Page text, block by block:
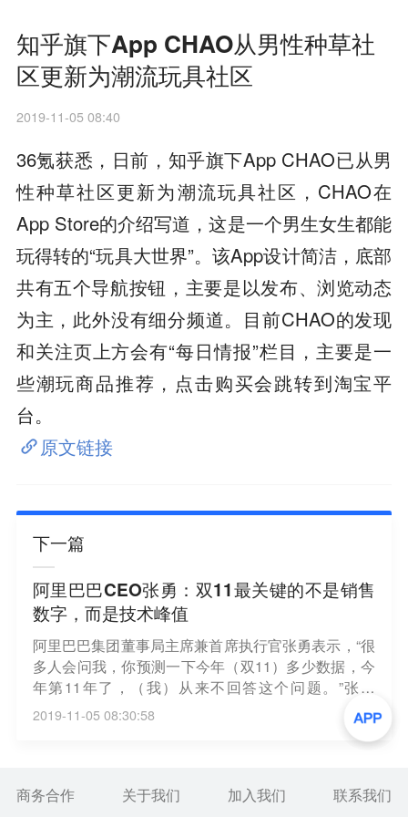
知乎旗下App CHAO从男性种草社
区更新为潮流玩具社区
2019-11-05 08:40
36氪获悉，日前，知乎旗下App CHAO已从男
性种草社区更新为潮流玩具社区，CHAO在
App Store的介绍写道，这是一个男生女生都能
玩得转的“玩具大世界”。该App设计简洁，底部
共有五个导航按钮，主要是以发布、浏览动态
为主，此外没有细分频道。目前CHAO的发现
和关注页上方会有“每日情报”栏目，主要是一
些潮玩商品推荐，点击购买会跳转到淘宝平
台。
原文链接
下一篇
阿里巴巴CEO张勇：双11最关键的不是销售
数字，而是技术峰值
阿里巴巴集团董事局主席兼首席执行官张勇表示，“很
多人会问我，你预测一下今年（双11）多少数据，今
年第11年了，（我）从来不回答这个问题。”张勇
称，“其实在我心里最关键的，不是销售数字，而是我
们整个技术的峰值，我们能够每秒钟支撑多少笔订单
的处理，既不发生钱的错误，又不发生错误的库存，
转。”（澎湃）
2019-11-05 08:30:58
商务合作 关于我们 加入我们 联系我们